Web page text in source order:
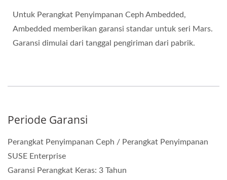
Untuk Perangkat Penyimpanan Ceph Ambedded,
Ambedded memberikan garansi standar untuk seri Mars.
Garansi dimulai dari tanggal pengiriman dari pabrik.
Periode Garansi
Perangkat Penyimpanan Ceph / Perangkat Penyimpanan
SUSE Enterprise
Garansi Perangkat Keras: 3 Tahun